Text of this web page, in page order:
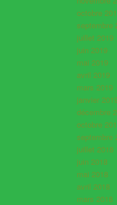
octobre
septembre
juillet 2019
juin 2019
mai 2019
avril 2019
mars 2019
janvier
décembre
octobre
septembre
juillet 2018
juin 2018
mai 2018
avril 2018
mars 2018